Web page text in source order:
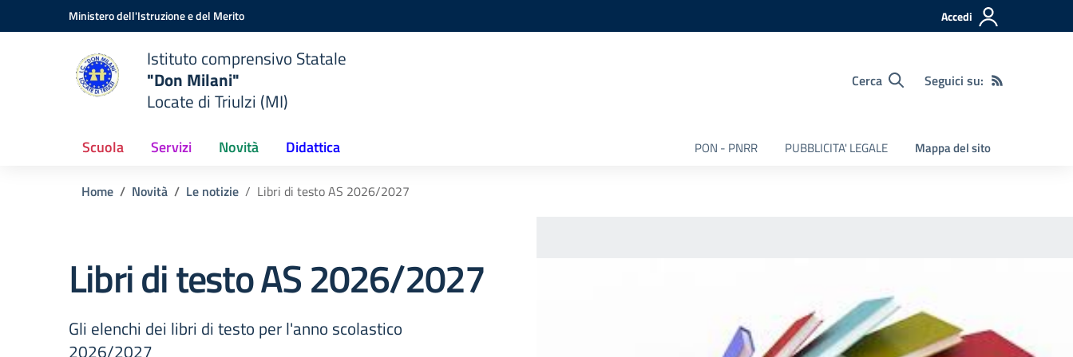
Vai ai contenuti
Vai al menu di navigazioneMinistero dell'Istruzione e del Merito Accedi
Istituto comprensivo Statale
"Don Milani"
Locate di Triulzi (MI)
Cerca Seguici su:
Scuola Servizi Novità Didattica PON - PNRR PUBBLICITA' LEGALE Mappa del sito
Home Novità Le notizie Libri di testo AS 2026/2027
Libri di testo AS 2026/2027
Gli elenchi dei libri di testo per l'anno scolastico
2026/2027